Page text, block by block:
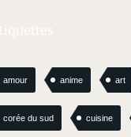
amour anime art
corée du sud cuisine